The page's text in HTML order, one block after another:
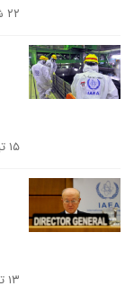
۲۲ شهریور ۱۳۹۸
۱۵ تیر ۱۳۹۸
۱۳ تیر ۱۳۹۸